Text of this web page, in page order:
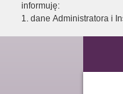
informuję:
1. dane Administratora i